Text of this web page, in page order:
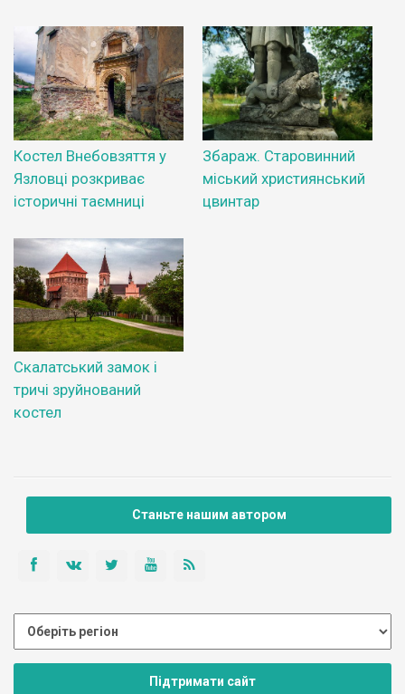
Костел Внебовзяття у
Язловці розкриває
історичні таємниці
Збараж. Старовинний
міський християнський
цвинтар
Скалатський замок і
тричі зруйнований
костел
Станьте нашим автором
Підтримати сайт